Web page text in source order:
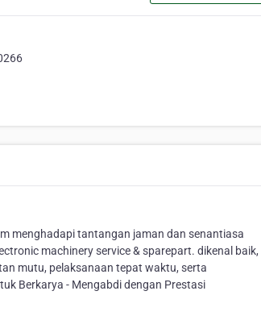
menghadapi tantangan jaman dan senantiasa
machinery service & sparepart. dikenal baik,
mutu, pelaksanaan tepat waktu, serta
Berkarya - Mengabdi dengan Prestasi